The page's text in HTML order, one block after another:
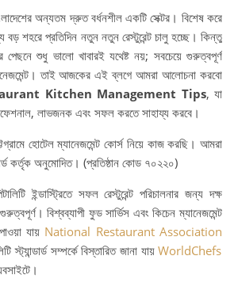
বড় শহরে প্রতিদিন নতুন নতুন রেস্টুরেন্ট চালু হচ্ছে। কিন্তু
পেছনে শুধু ভালো খাবারই যথেষ্ট নয়; সবচেয়ে গুরুত্বপূর্ণ
তাই আজকের এই ব্লগে আমরা আলোচনা করবো
Kitchen Management Tips, যা
লাভজনক এবং সফল করতে সাহায্য করবে।
হোটেল ম্যানেজমেন্ট কোর্স নিয়ে কাজ করছি। আমরা
কর্তৃক অনুমোদিত। (প্রতিষ্ঠান কোড ৭০২২০)
ইন্ডাস্ট্রিতে সফল রেস্টুরেন্ট পরিচালনার জন্য দক্ষ
বিশ্বব্যাপী ফুড সার্ভিস এবং কিচেন ম্যানেজমেন্ট
যায় National Restaurant Association
স্ট্যান্ডার্ড সম্পর্কে বিস্তারিত জানা যায় WorldChefs